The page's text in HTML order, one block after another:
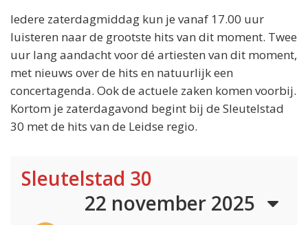
Iedere zaterdagmiddag kun je vanaf 17.00 uur
luisteren naar de grootste hits van dit moment. Twee
uur lang aandacht voor dé artiesten van dit moment,
met nieuws over de hits en natuurlijk een
concertagenda. Ook de actuele zaken komen voorbij.
Kortom je zaterdagavond begint bij de Sleutelstad
30 met de hits van de Leidse regio.
Sleutelstad 30
22 november 2025